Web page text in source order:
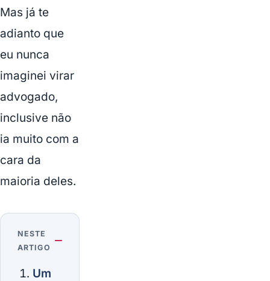
Mas já te
adianto que
eu nunca
imaginei virar
advogado,
inclusive não
ia muito com a
cara da
maioria deles.
NESTE
ARTIGO
Um